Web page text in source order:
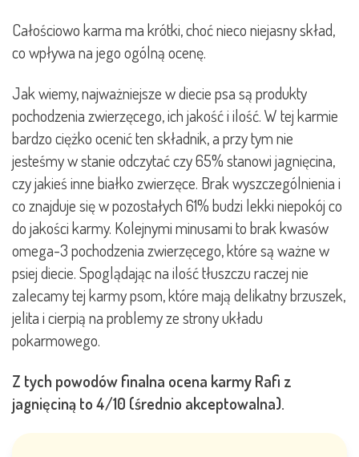
Całościowo karma ma krótki, choć nieco niejasny skład,
co wpływa na jego ogólną ocenę.
Jak wiemy, najważniejsze w diecie psa są produkty
pochodzenia zwierzęcego, ich jakość i ilość. W tej karmie
bardzo ciężko ocenić ten składnik, a przy tym nie
jesteśmy w stanie odczytać czy 65% stanowi jagnięcina,
czy jakieś inne białko zwierzęce. Brak wyszczególnienia i
co znajduje się w pozostałych 61% budzi lekki niepokój co
do jakości karmy. Kolejnymi minusami to brak kwasów
omega-3 pochodzenia zwierzęcego, które są ważne w
psiej diecie. Spoglądając na ilość tłuszczu raczej nie
zalecamy tej karmy psom, które mają delikatny brzuszek,
jelita i cierpią na problemy ze strony układu
pokarmowego.
Z tych powodów finalna ocena karmy Rafi z
jagnięciną to 4/10 (średnio akceptowalna).